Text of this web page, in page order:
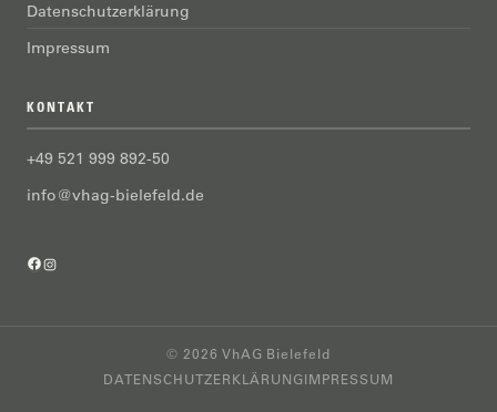
Datenschutzerklärung
Impressum
KONTAKT
+49 521 999 892-50
info@vhag-bielefeld.de
Facebook
Instagram
© 2026 VhAG Bielefeld
DATENSCHUTZERKLÄRUNG IMPRESSUM